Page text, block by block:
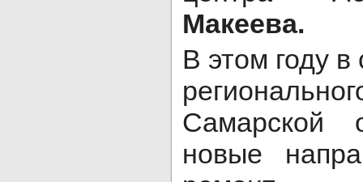
Макеева.
В этом году в
Самарской
новые